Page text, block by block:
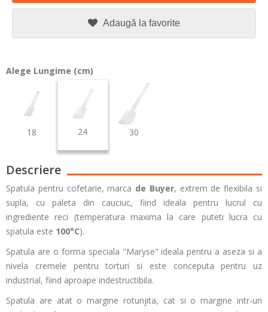
Adaugă la favorite
Alege Lungime (cm)
18 24 30
Descriere
Spatula pentru cofetarie, marca de Buyer, extrem de flexibila si
supla, cu paleta din cauciuc, fiind ideala pentru lucrul cu
ingrediente reci (temperatura maxima la care puteti lucra cu
spatula este 100°C).
Spatula are o forma speciala "Maryse" ideala pentru a aseza si a
nivela cremele pentru torturi si este conceputa pentru uz
industrial, fiind aproape indestructibila.
Spatula are atat o margine rotunjita, cat si o margine intr-un